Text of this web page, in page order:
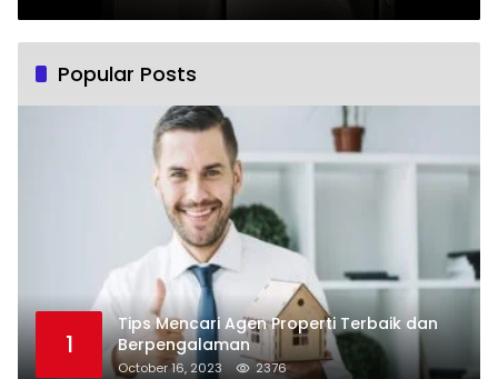
Popular Posts
1
Tips Mencari Agen Properti Terbaik dan
Berpengalaman
October 16, 2023 2376